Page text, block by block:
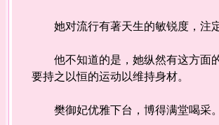
她对流行有著天生的敏锐度，注定
他不知道的是，她纵然有这方面的
要持之以恒的运动以维持身材。
樊御妃优雅下台，博得满堂喝采。